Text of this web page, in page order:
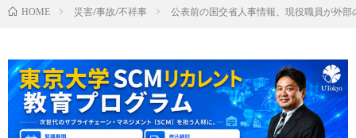
HOME 災害/事故/不祥事 公表前の国交省人事情報、現役職員が外